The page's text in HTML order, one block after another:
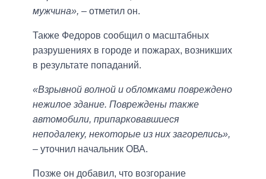
мужчина», – отметил он.
Также Федоров сообщил о масштабных
разрушениях в городе и пожарах, возникших
в результате попаданий.
«Взрывной волной и обломками повреждено
нежилое здание. Повреждены также
автомобили, припарковавшиеся
неподалеку, некоторые из них загорелись»,
– уточнил начальник ОВА.
Позже он добавил, что возгорание